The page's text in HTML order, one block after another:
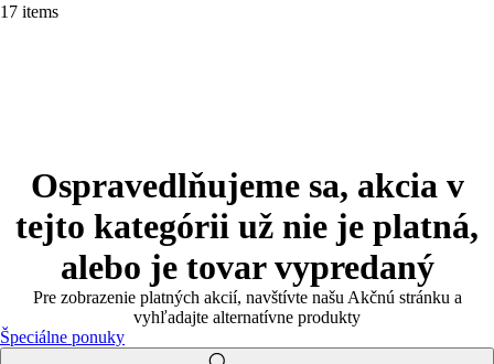
17 items
Ospravedlňujeme sa, akcia v
tejto kategórii už nie je platná,
alebo je tovar vypredaný
Pre zobrazenie platných akcií, navštívte našu Akčnú stránku a
vyhľadajte alternatívne produkty
Špeciálne ponuky